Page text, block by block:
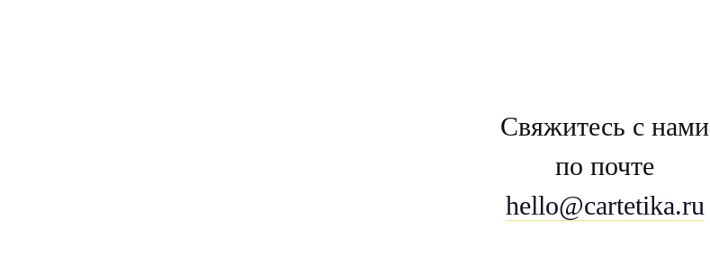
Свяжитесь с нами
по почте
hello@cartetika.ru